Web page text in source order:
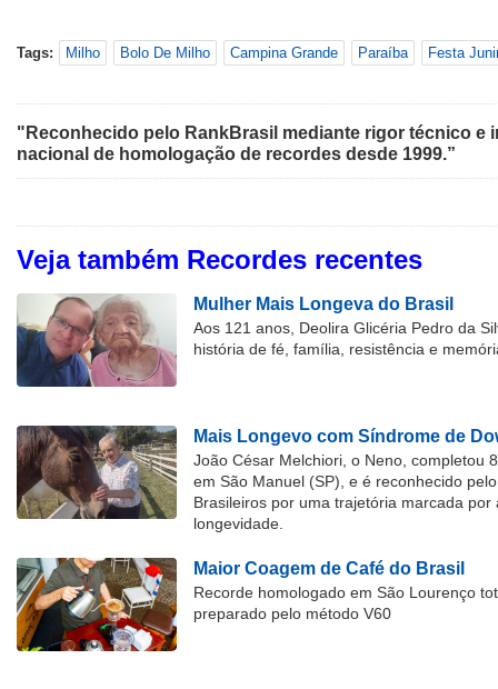
Tags: Milho Bolo De Milho Campina Grande Paraíba Festa
"Reconhecido pelo RankBrasil mediante rigor técnico e
nacional de homologação de recordes desde 1999.”
Veja também Recordes recentes
Mulher Mais Longeva do Brasil
Aos 121 anos, Deolira Glicéria Pedro da
história de fé, família, resistência e
Mais Longevo com Síndrome de
João César Melchiori, o Neno, completou
em São Manuel (SP), e é reconhecido
Brasileiros por uma trajetória marcada por
longevidade.
Maior Coagem de Café do Brasil
Recorde homologado em São Lourenço
preparado pelo método V60